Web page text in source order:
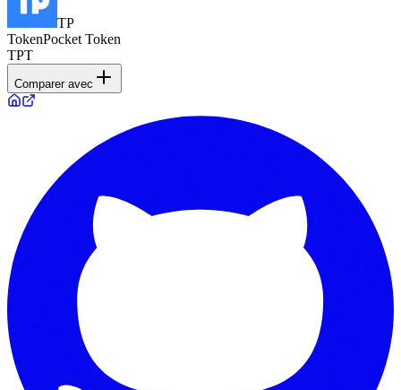
TP
TokenPocket Token
TPT
Comparer avec